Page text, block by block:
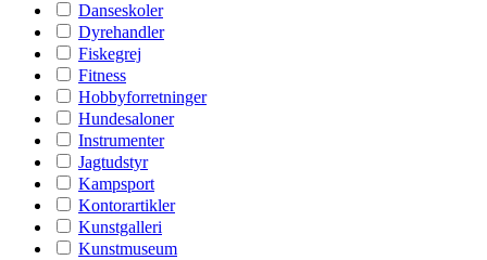
Danseskoler
Dyrehandler
Fiskegrej
Fitness
Hobbyforretninger
Hundesaloner
Instrumenter
Jagtudstyr
Kampsport
Kontorartikler
Kunstgalleri
Kunstmuseum